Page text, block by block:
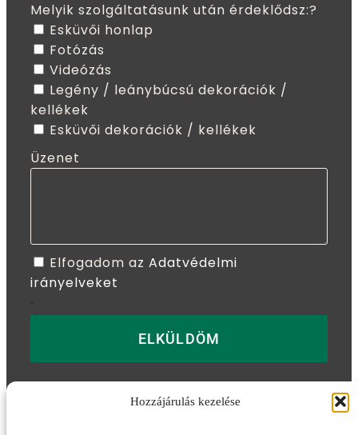
Hozzájárulás kezelése
Melyik szolgáltatásunk után érdeklődsz:?
Esküvői honlap
Fotózás
Videózás
Legény / leánybúcsú dekorációk /
kellékek
Esküvői dekorációk / kellékek
Üzenet
Elfogadom az Adatvédelmi
irányelveket
ELKÜLDÖM